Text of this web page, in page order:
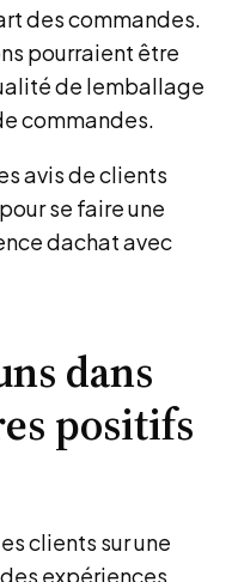
des commandes.
pourraient être
de lemballage
commandes.
avis de clients
se faire une
dachat avec
dans
positifs
clients sur une
expériences